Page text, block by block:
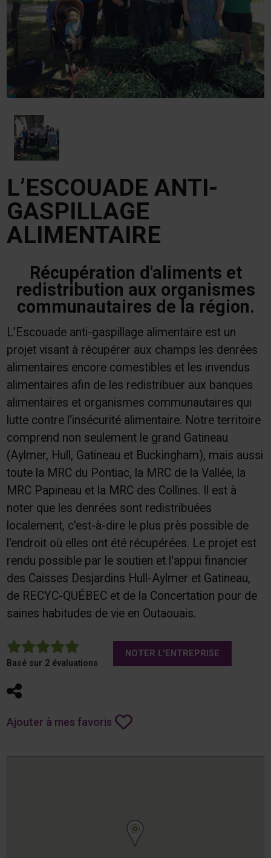
L’ESCOUADE ANTI-
GASPILLAGE
ALIMENTAIRE
Récupération d'aliments et
redistribution aux organismes
communautaires de la région.
L’Escouade anti-gaspillage alimentaire est un
projet visant à récupérer aux champs les denrées
alimentaires encore comestibles et les invendus
alimentaires afin de les redistribuer aux banques
alimentaires et organismes communautaires qui
lutte contre l’insécurité alimentaire. Notre territoire
comprend non seulement le grand Gatineau
(Aylmer, Hull, Gatineau et Buckingham), mais aussi
toute la MRC du Pontiac, la MRC de la Vallée, la
MRC Papineau et la MRC des Collines. Il est à
noter que les denrées sont redistribuées
localement, c'est-à-dire le plus près possible de
l'endroit où elles ont été récupérées. Le projet est
rendu possible par le soutien et l'appui financier
des Caisses Desjardins Hull-Aylmer et Gatineau,
de RECYC-QUÉBEC et de la Concertation pour de
saines habitudes de vie en Outaouais.
5
Basé sur 2 évaluations
NOTER L'ENTREPRISE
Partager
Ajouter à mes favoris